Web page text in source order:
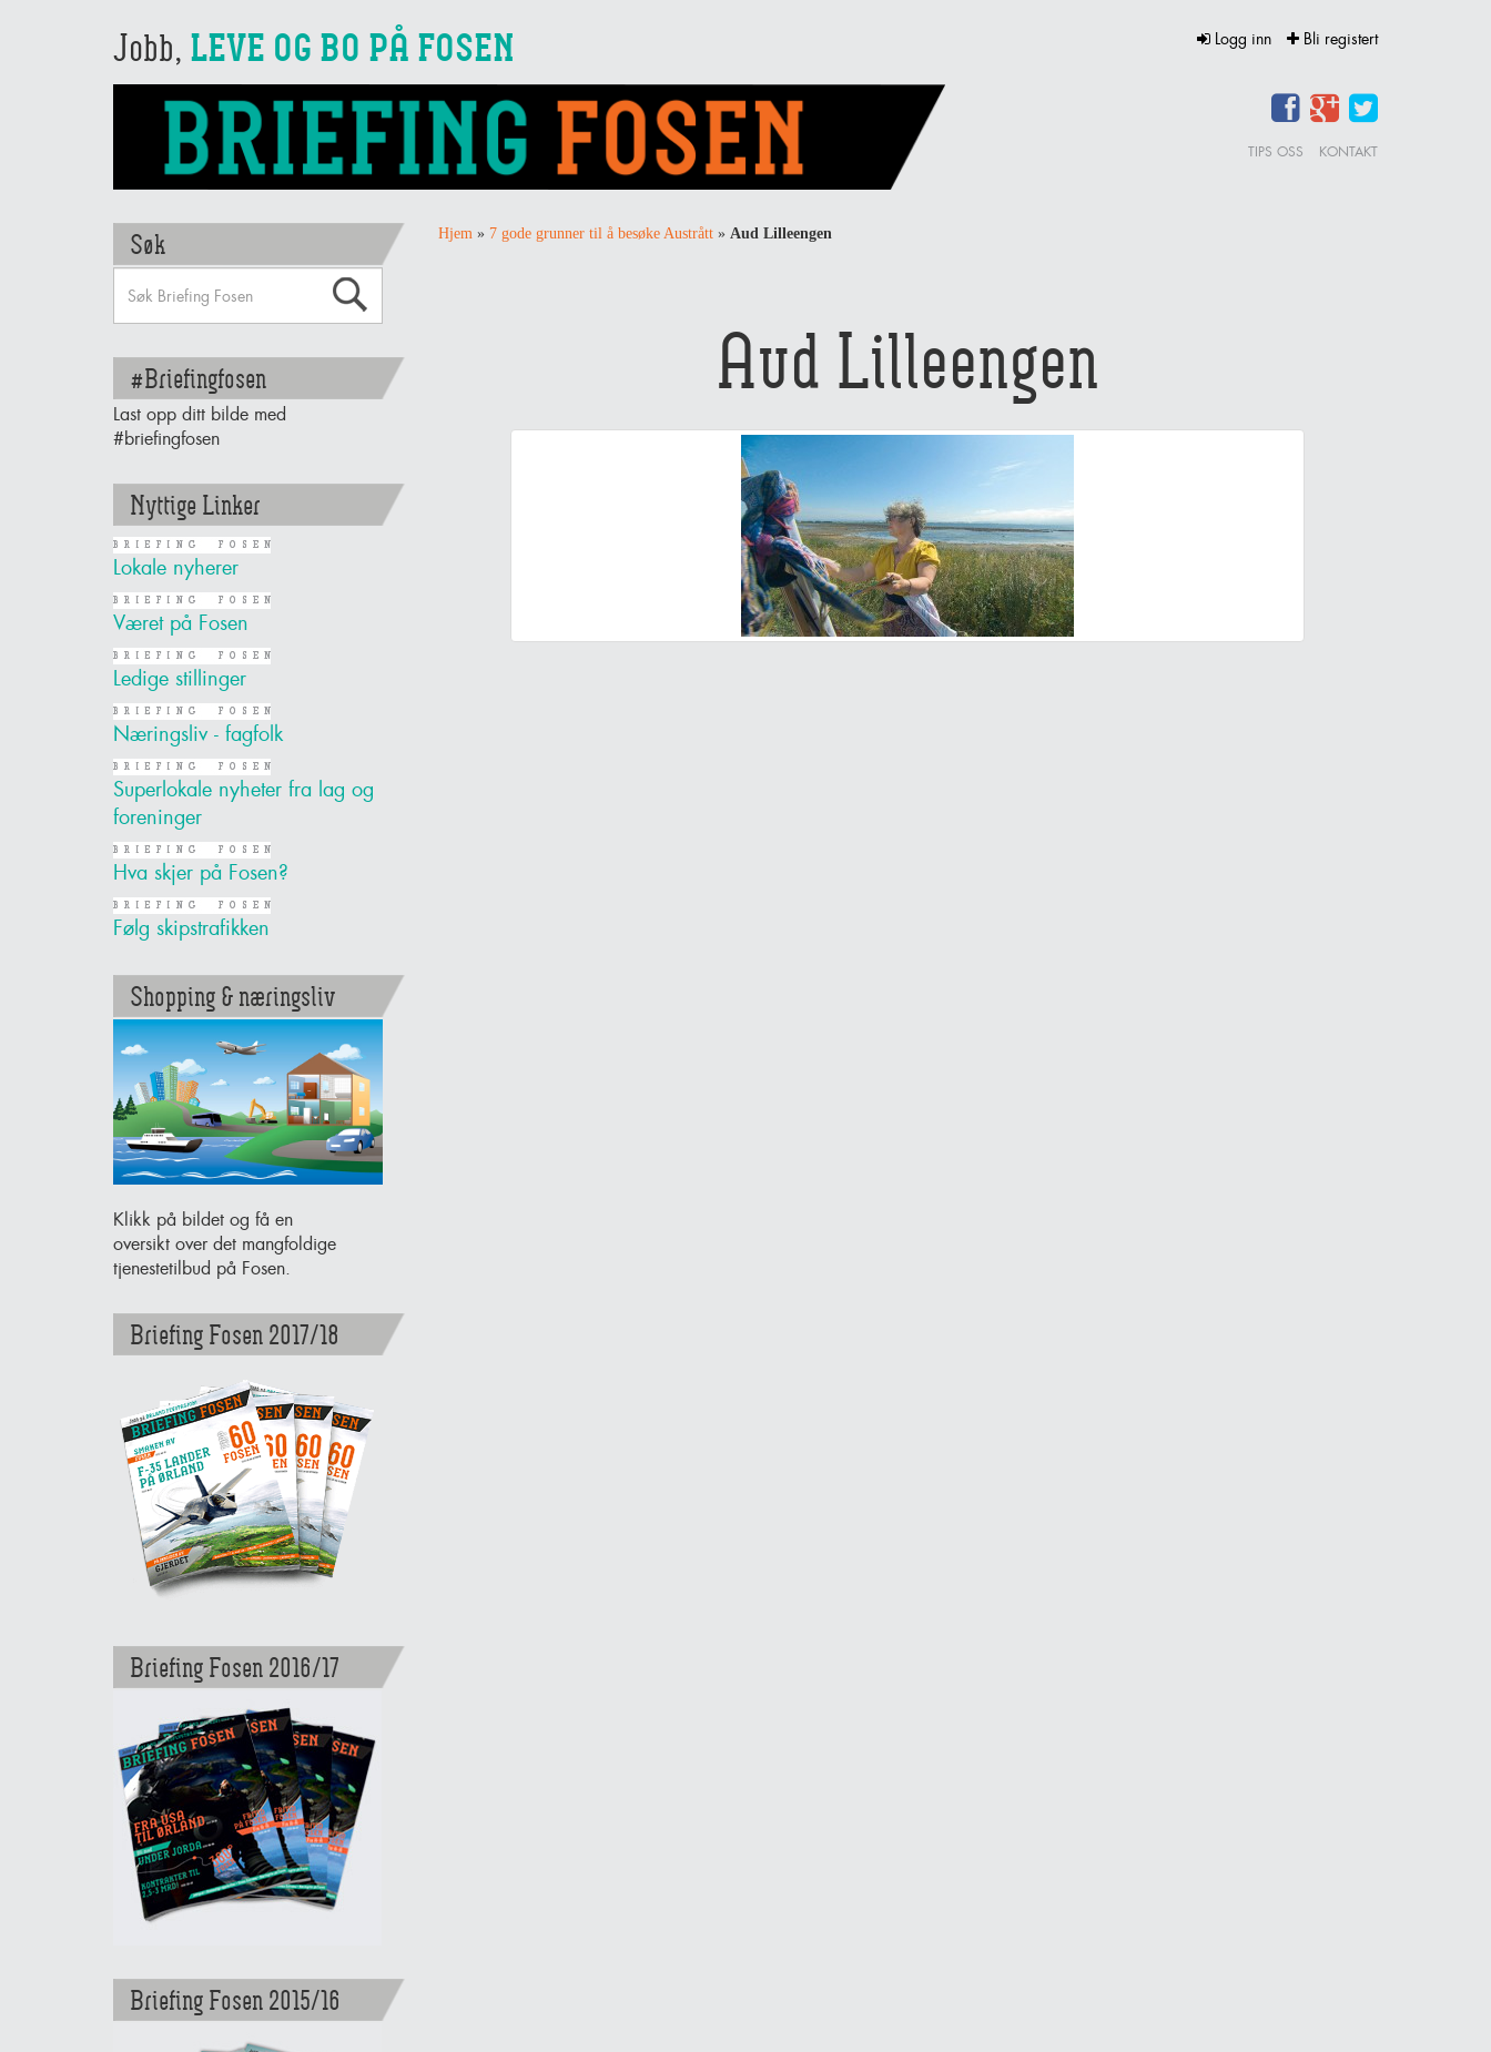
Jobb, LEVE OG BO PÅ FOSEN Logg inn Bli registert
TIPS OSS KONTAKT
Søk
#Briefingfosen
Last opp ditt bilde med
#briefingfosen
Nyttige Linker
Lokale nyherer
Været på Fosen
Ledige stillinger
Næringsliv - fagfolk
Superlokale nyheter fra lag og
foreninger
Hva skjer på Fosen?
Følg skipstrafikken
Shopping & næringsliv
Klikk på bildet og få en
oversikt over det mangfoldige
tjenestetilbud på Fosen.
Briefing Fosen 2017/18
Briefing Fosen 2016/17
Briefing Fosen 2015/16
Hjem» 7 gode grunner til å besøke Austrått» Aud Lilleengen
Aud Lilleengen